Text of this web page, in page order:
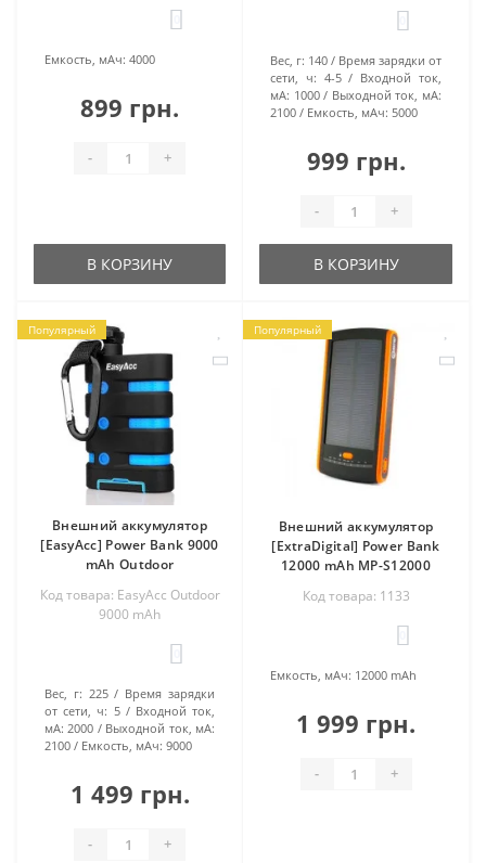
Емкость, мАч: 4000
899 грн.
- +
В КОРЗИНУ
Вес, г: 140
Время зарядки от
сети, ч: 4-5
Входной ток,
мА: 1000
Выходной ток, мА:
2100
Емкость, мАч: 5000
999 грн.
- +
В КОРЗИНУ
Популярный
Внешний аккумулятор
[EasyAcc] Power Bank 9000
mAh Outdoor
Код товара: EasyAcc Outdoor
9000 mAh
Вес, г: 225
Время зарядки
от сети, ч: 5
Входной ток,
мА: 2000
Выходной ток, мА:
2100
Емкость, мАч: 9000
1 499 грн.
- +
Популярный
Внешний аккумулятор
[ExtraDigital] Power Bank
12000 mAh MP-S12000
Код товара: 1133
Емкость, мАч: 12000 mAh
1 999 грн.
- +